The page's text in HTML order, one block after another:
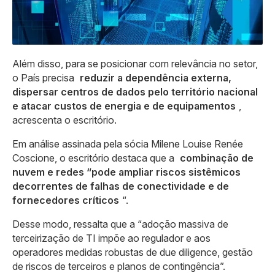
Além disso, para se posicionar com relevância no setor,
o País precisa reduzir a dependência externa,
dispersar centros de dados pelo território nacional
e atacar custos de energia e de equipamentos
acrescenta o escritório.
Em análise assinada pela sócia Milene Louise Renée
Coscione, o escritório destaca que a combinação de
nuvem e redes “pode ampliar riscos sistêmicos
decorrentes de falhas de conectividade e de
fornecedores críticos “.
Desse modo, ressalta que a “adoção massiva de
terceirização de TI impõe ao regulador e aos
operadores medidas robustas de due diligence, gestão
de riscos de terceiros e planos de contingência”.